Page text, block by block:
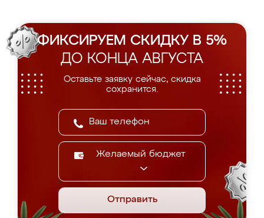
ФИКСИРУЕМ СКИДКУ В 5%
ДО КОНЦА АВГУСТА
Оставьте заявку сейчас, скидка
сохранится.
Желаемый бюджет
Отправить